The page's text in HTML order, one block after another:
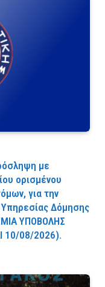
με
ορισμένου
για την
Δόμησης
YΠOBOΛHΣ
10/08/2026).